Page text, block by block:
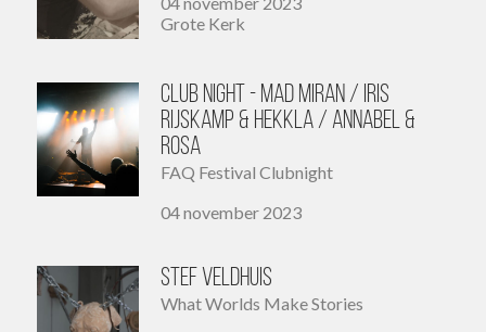
Grote Kerk
Club night - Mad Miran / Iris
Rijskamp & Hekkla / Annabel &
Rosa
FAQ Festival Clubnight
04 november 2023
Stef Veldhuis
What Worlds Make Stories